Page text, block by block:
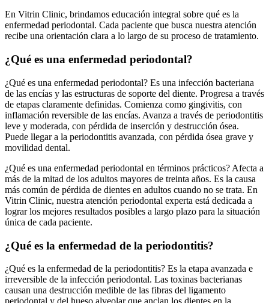
En Vitrin Clinic, brindamos educación integral sobre qué es la
enfermedad periodontal. Cada paciente que busca nuestra atención
recibe una orientación clara a lo largo de su proceso de tratamiento.
¿Qué es una enfermedad periodontal?
¿Qué es una enfermedad periodontal? Es una infección bacteriana
de las encías y las estructuras de soporte del diente. Progresa a través
de etapas claramente definidas. Comienza como gingivitis, con
inflamación reversible de las encías. Avanza a través de periodontitis
leve y moderada, con pérdida de inserción y destrucción ósea.
Puede llegar a la periodontitis avanzada, con pérdida ósea grave y
movilidad dental.
¿Qué es una enfermedad periodontal en términos prácticos? Afecta a
más de la mitad de los adultos mayores de treinta años. Es la causa
más común de pérdida de dientes en adultos cuando no se trata. En
Vitrin Clinic, nuestra atención periodontal experta está dedicada a
lograr los mejores resultados posibles a largo plazo para la situación
única de cada paciente.
¿Qué es la enfermedad de la periodontitis?
¿Qué es la enfermedad de la periodontitis? Es la etapa avanzada e
irreversible de la infección periodontal. Las toxinas bacterianas
causan una destrucción medible de las fibras del ligamento